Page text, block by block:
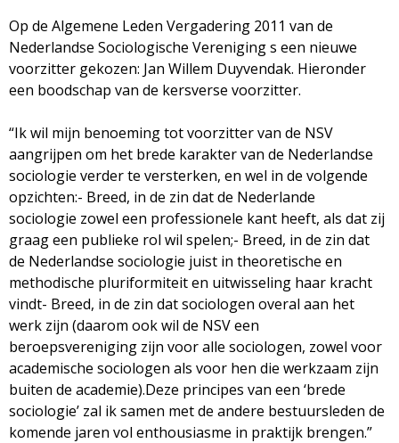
i
e
M
a
g
a
z
i
n
e
Op de Algemene Leden Vergadering 2011 van de
Nederlandse Sociologische Vereniging s een nieuwe
voorzitter gekozen: Jan Willem Duyvendak. Hieronder
een boodschap van de kersverse voorzitter.
“Ik wil mijn benoeming tot voorzitter van de NSV
aangrijpen om het brede karakter van de Nederlandse
sociologie verder te versterken, en wel in de volgende
opzichten:- Breed, in de zin dat de Nederlande
sociologie zowel een professionele kant heeft, als dat zij
graag een publieke rol wil spelen;- Breed, in de zin dat
de Nederlandse sociologie juist in theoretische en
methodische pluriformiteit en uitwisseling haar kracht
vindt- Breed, in de zin dat sociologen overal aan het
werk zijn (daarom ook wil de NSV een
beroepsvereniging zijn voor alle sociologen, zowel voor
academische sociologen als voor hen die werkzaam zijn
buiten de academie).Deze principes van een ‘brede
sociologie’ zal ik samen met de andere bestuursleden de
komende jaren vol enthousiasme in praktijk brengen.”